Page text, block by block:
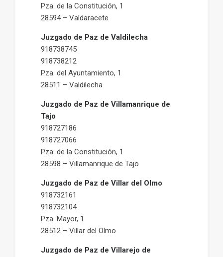
Pza. de la Constitución, 1
28594 – Valdaracete
Juzgado de Paz de Valdilecha
918738745
918738212
Pza. del Ayuntamiento, 1
28511 – Valdilecha
Juzgado de Paz de Villamanrique de
Tajo
918727186
918727066
Pza. de la Constitución, 1
28598 – Villamanrique de Tajo
Juzgado de Paz de Villar del Olmo
918732161
918732104
Pza. Mayor, 1
28512 – Villar del Olmo
Juzgado de Paz de Villarejo de